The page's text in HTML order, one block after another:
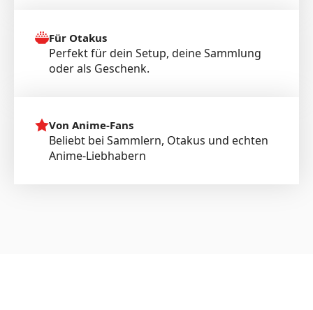
Für Otakus
Perfekt für dein Setup, deine Sammlung
oder als Geschenk.
Von Anime-Fans
Beliebt bei Sammlern, Otakus und echten
Anime-Liebhabern